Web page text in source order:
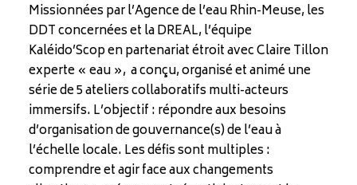
Missionnées par l’Agence de l’eau Rhin-Meuse, les
DDT concernées et la DREAL, l’équipe
Kaléido’Scop en partenariat étroit avec Claire Tillon
experte « eau », a conçu, organisé et animé une
série de 5 ateliers collaboratifs multi-acteurs
immersifs. L’objectif : répondre aux besoins
d’organisation de gouvernance(s) de l’eau à
l’échelle locale. Les défis sont multiples :
comprendre et agir face aux changements